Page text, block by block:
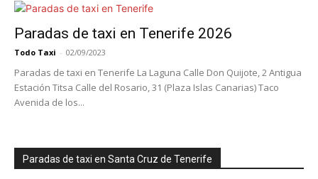
Paradas de taxi en Tenerife 2026
Todo Taxi - 02/09/2023
Paradas de taxi en Tenerife La Laguna Calle Don Quijote, 2 Antigua
Estación Titsa Calle del Rosario, 31 (Plaza Islas Canarias) Taco
Avenida de los...
Paradas de taxi en Santa Cruz de Tenerife